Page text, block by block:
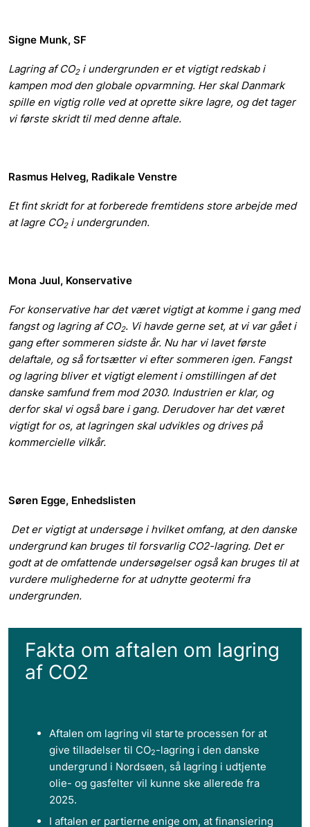
Signe Munk, SF
Lagring af CO2i undergrunden er et vigtigt redskab i
kampen mod den globale opvarmning. Her skal Danmark
spille en vigtig rolle ved at oprette sikre lagre, og det tager
vi første skridt til med denne aftale.
Rasmus Helveg, Radikale Venstre
Et fint skridt for at forberede fremtidens store arbejde med
at lagre CO2i undergrunden.
Mona Juul, Konservative
For konservative har det været vigtigt at komme i gang med
fangst og lagring af CO2. Vi havde gerne set, at vi var gået i
gang efter sommeren sidste år. Nu har vi lavet første
delaftale, og så fortsætter vi efter sommeren igen. Fangst
og lagring bliver et vigtigt element i omstillingen af det
danske samfund frem mod 2030. Industrien er klar, og
derfor skal vi også bare i gang. Derudover har det været
vigtigt for os, at lagringen skal udvikles og drives på
kommercielle vilkår.
Søren Egge, Enhedslisten
Det er vigtigt at undersøge i hvilket omfang, at den danske
undergrund kan bruges til forsvarlig CO2-lagring. Det er
godt at de omfattende undersøgelser også kan bruges til at
vurdere mulighederne for at udnytte geotermi fra
undergrunden.
Fakta om aftalen om lagring
af CO2
Aftalen om lagring vil starte processen for at
give tilladelser til CO2-lagring i den danske
undergrund i Nordsøen, så lagring i udtjente
olie- og gasfelter vil kunne ske allerede fra
2025.
I aftalen er partierne enige om, at finansiering